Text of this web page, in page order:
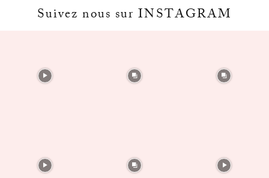
Suivez nous sur INSTAGRAM